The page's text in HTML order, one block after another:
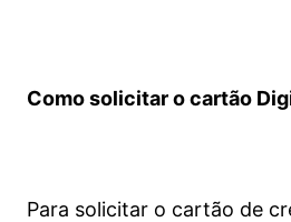
Como solicitar o cartão
Para solicitar o cartão de